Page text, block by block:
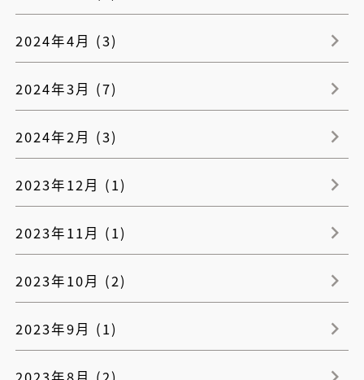
2024年4月 (3)
2024年3月 (7)
2024年2月 (3)
2023年12月 (1)
2023年11月 (1)
2023年10月 (2)
2023年9月 (1)